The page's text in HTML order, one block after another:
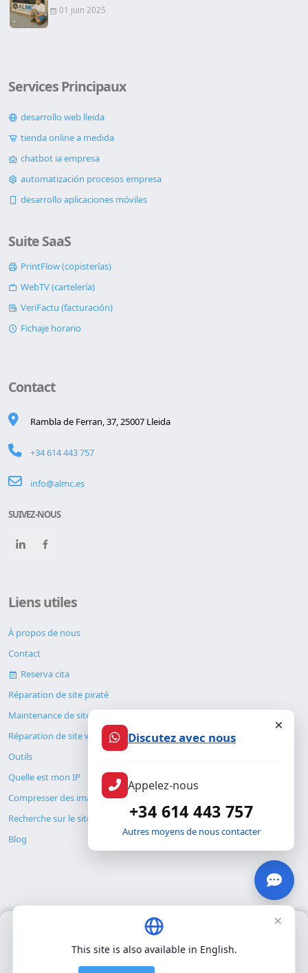
01 juin 2025
Services Principaux
desarrollo web lleida
tienda online a medida
chatbot ia empresa
automatización procesos empresa
desarrollo aplicaciones móviles
Suite SaaS
PrintFlow (copisterías)
WebTV (cartelería)
VeriFactu (facturación)
Fichaje horario
Contact
Rambla de Ferran, 37, 25007 Lleida
+34 614 443 757
info@almc.es
SUIVEZ-NOUS
Liens utiles
À propos de nous
Contact
Reserva cita
Réparation de site piraté
Maintenance de site web
Réparation de site web
Outils
Quelle est mon IP
Compresser des images
Recherche sur le site
Blog
© Copyright 2026. ALMC SECURITY S.L.U.
Légal
Nous utilisons uniquement nos propres cookies pour le
Politique de confidentialité.
Discutez avec nous
Appelez-nous
+34 614 443 757
Autres moyens de nous contacter
×
This site is also available in English.